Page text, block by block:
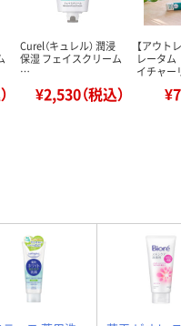
Curel（キュレル） 潤浸
保湿 フェイスクリーム
…
¥2,530（税込）
【アウト
レータ
イチャ